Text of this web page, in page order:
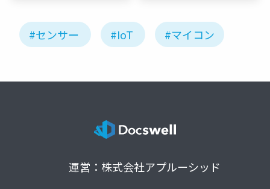
#センサー #IoT #マイコン
運営：株式会社アプルーシッド